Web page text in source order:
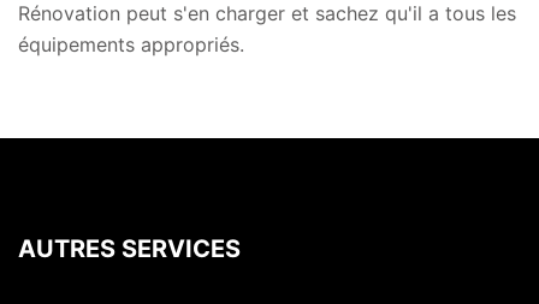
Rénovation peut s'en charger et sachez qu'il a tous les
équipements appropriés.
AUTRES SERVICES